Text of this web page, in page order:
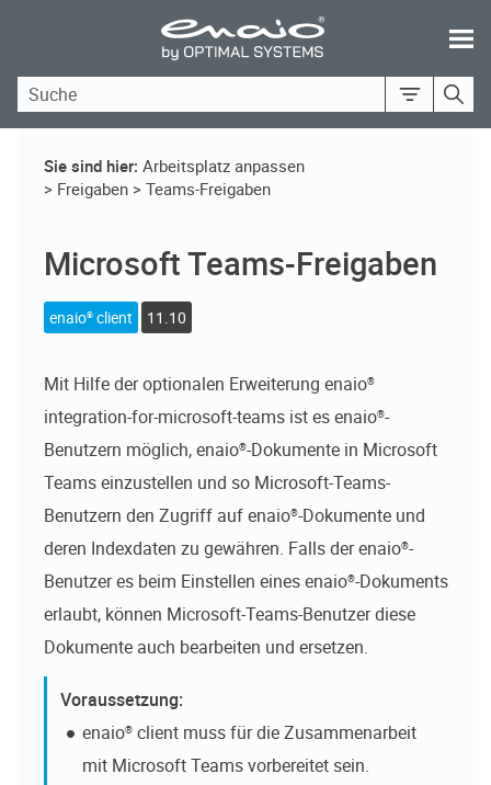
Skip To Main Content
Sie sind hier: Arbeitsplatz anpassen
> Freigaben > Teams-Freigaben
Microsoft Teams-Freigaben
enaio® client 11.10
Mit Hilfe der optionalen Erweiterung enaio®
integration-for-microsoft-teams ist esenaio®-
Benutzern möglich,enaio®-Dokumente in Microsoft
Teams einzustellen und so Microsoft-Teams-
Benutzern den Zugriff aufenaio®-Dokumente und
deren Indexdaten zu gewähren. Falls derenaio®-
Benutzer es beim Einstellen einesenaio®-Dokuments
erlaubt, können Microsoft-Teams-Benutzer diese
Dokumente auch bearbeiten und ersetzen.
enaio® client muss für die Zusammenarbeit
mit Microsoft Teams vorbereitet sein.